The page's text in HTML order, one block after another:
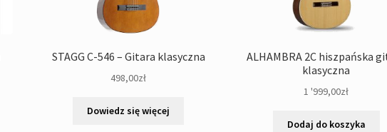
STAGG C-546 – Gitara klasyczna
498,00zł
Dowiedz się więcej
ALHAMBRA 2C hiszpańska
klasyczna
1 '999,00zł
Dodaj do koszyka